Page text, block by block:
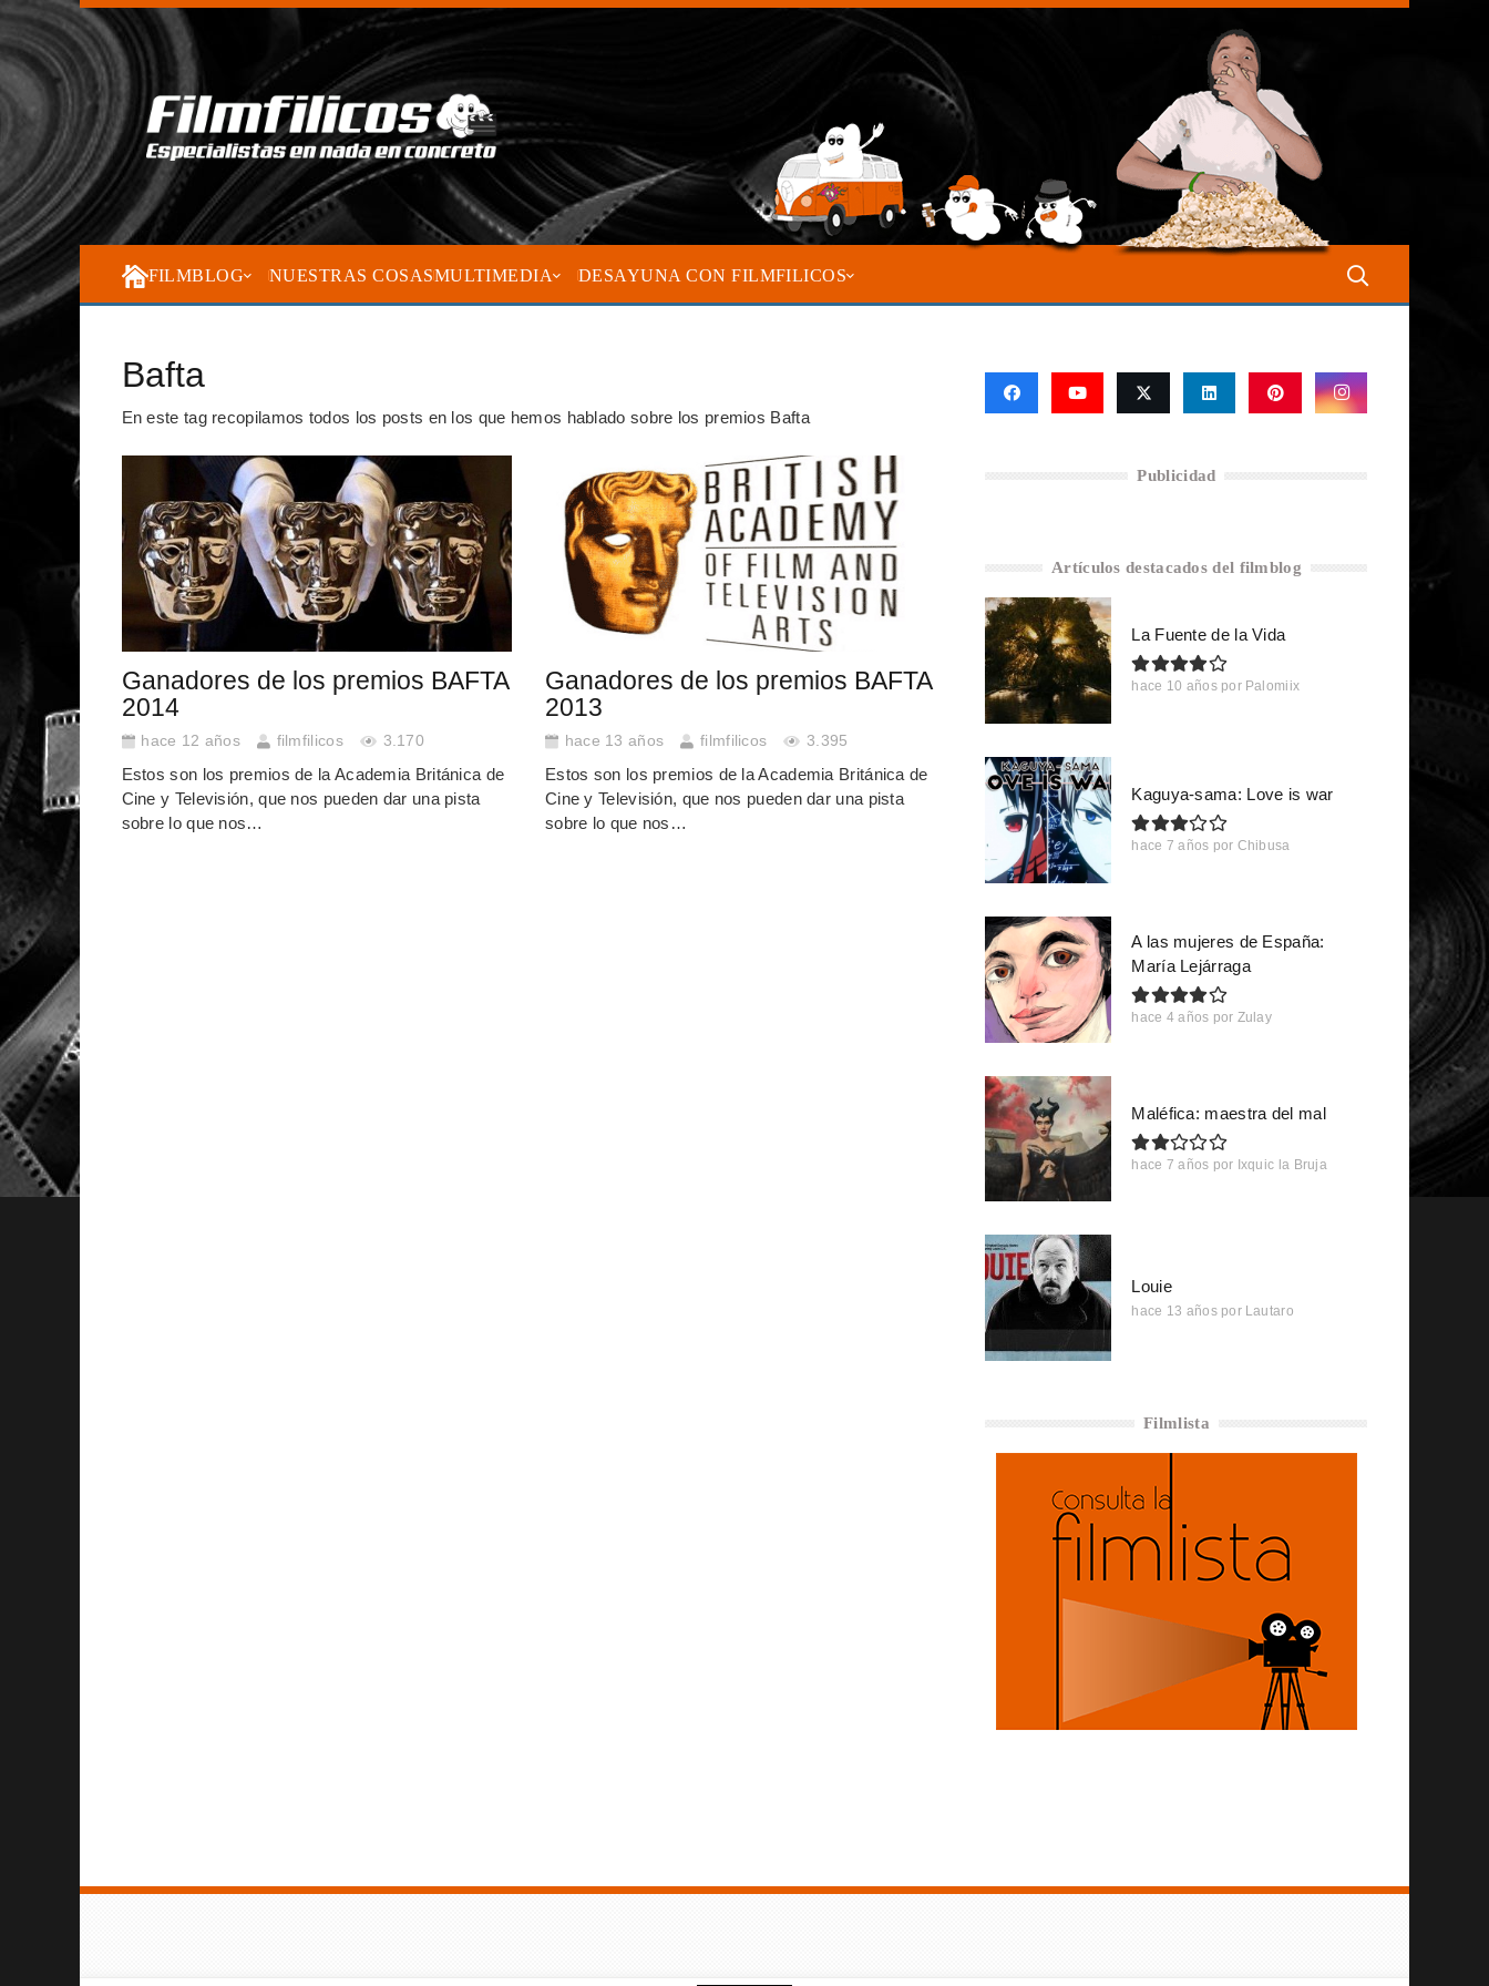
FILMBLOG NUESTRAS COSASMULTIMEDIA DESAYUNA CON FILMFILICOS
Bafta
En este tag recopilamos todos los posts en los que hemos hablado sobre los premios Bafta
Ganadores de los premios BAFTA
2014
hace 12 años filmfilicos 3.170
Estos son los premios de la Academia Británica de
Cine y Televisión, que nos pueden dar una pista
sobre lo que nos…
Ganadores de los premios BAFTA
2013
hace 13 años filmfilicos 3.395
Estos son los premios de la Academia Británica de
Cine y Televisión, que nos pueden dar una pista
sobre lo que nos…
Publicidad
Artículos destacados del filmblog
La Fuente de la Vida
hace 10 años por Palomiix
Kaguya-sama: Love is war
hace 7 años por Chibusa
A las mujeres de España:
María Lejárraga
hace 4 años por Zulay
Maléfica: maestra del mal
hace 7 años por Ixquic la Bruja
Louie
hace 13 años por Lautaro
Filmlista